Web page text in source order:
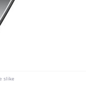
slike